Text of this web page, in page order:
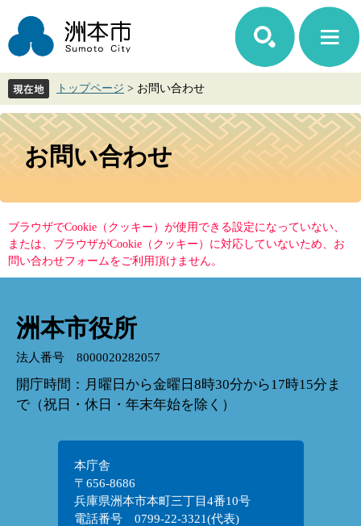
ジ
先
で
す。
ュ
を
ば
し
て
トップページ > お問い合わせ
本
文
お問い合わせ
ブラウザでCookie（クッキー）が使用できる設定になっていない、
または、ブラウザがCookie（クッキー）に対応していないため、お
問い合わせフォームをご利用頂けません。
洲本市役所
法人番号 8000020282057
開庁時間：月曜日から金曜日8時30分から17時15分ま
で（祝日・休日・年末年始を除く）
本庁舎
〒656-8686
兵庫県洲本市本町三丁目4番10号
電話番号 0799-22-3321(代表)